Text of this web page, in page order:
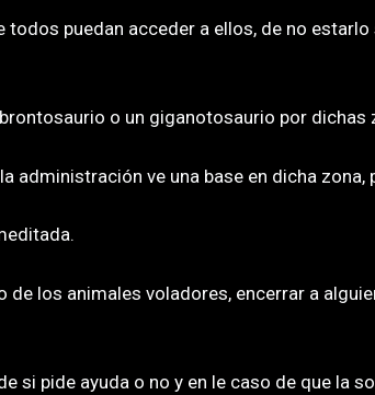
puedan acceder a ellos, de no
o un giganotosaurio por
ve una base en dicha
los animales voladores, encerrar a
si pide ayuda o no y en le caso de que la